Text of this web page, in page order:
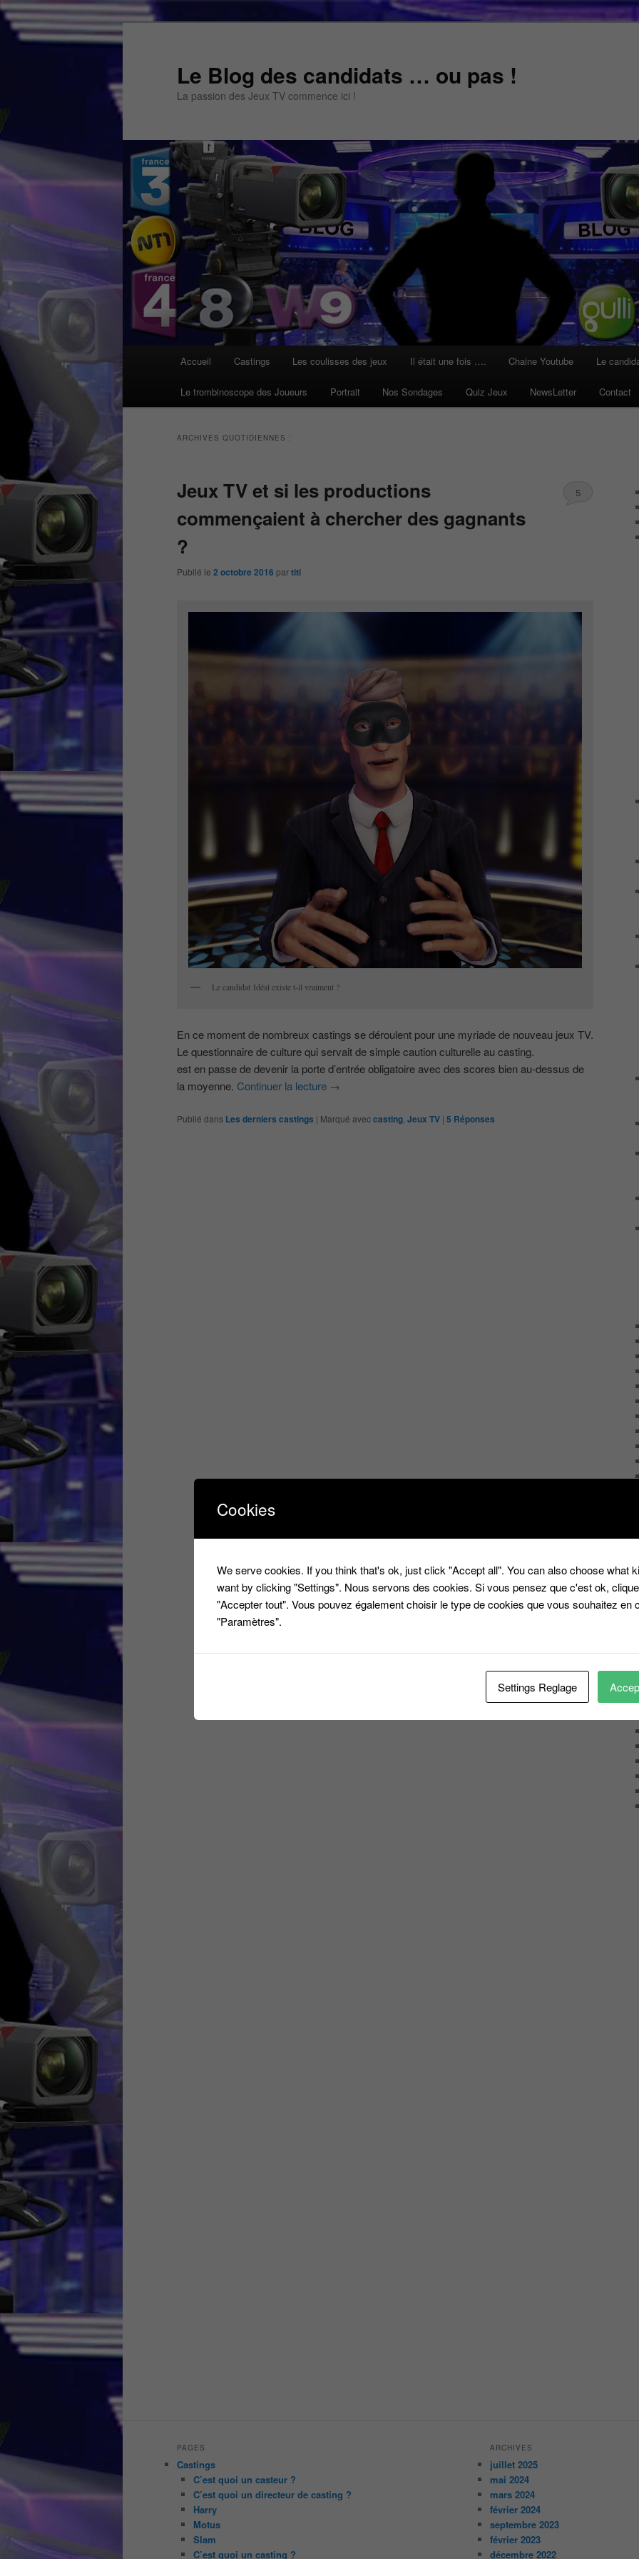
Aller
Aller
Le Blog des candidats … ou pas !
La passion des Jeux TV commence ici !
Accueil Castings Les coulisses des jeux Il était une fois …. Chaine Youtube Le
Le trombinoscope des Joueurs Portrait Nos Sondages Quiz Jeux NewsLetter Contact
ARCHIVES QUOTIDIENNES :
Jeux TV et si les productions
commençaient à chercher des gagnants
?
Publié le 2 octobre 2016 partiti
5
Le candidat Idéal existe t-il vraiment ?
En ce moment de nombreux castings se déroulent pour une myriade de nouveau jeux TV.
Le questionnaire de culture qui servait de simple caution culturelle au casting.
est en passe de devenir la porte d’entrée obligatoire avec des scores bien au-dessus de
la moyenne. Continuer la lecture →
Publié dans Les derniers castings | Marqué aveccasting Jeux TV | 5 Réponses
PAGES
Castings
C’est quoi un casteur ?
C’est quoi un directeur de casting ?
Harry
Motus
Slam
C’est quoi un casting ?
ARCHIVES
juillet 2025
mai 2024
mars 2024
février 2024
septembre 2023
février 2023
décembre 2022
Cookies
We serve cookies. If you think that's ok, just click "Accept all". You can also choose what
want by clicking "Settings". Nous servons des cookies. Si vous pensez que c'est ok,
"Accepter tout". Vous pouvez également choisir le type de cookies que vous souhaitez en
"Paramètres".
Settings Reglage